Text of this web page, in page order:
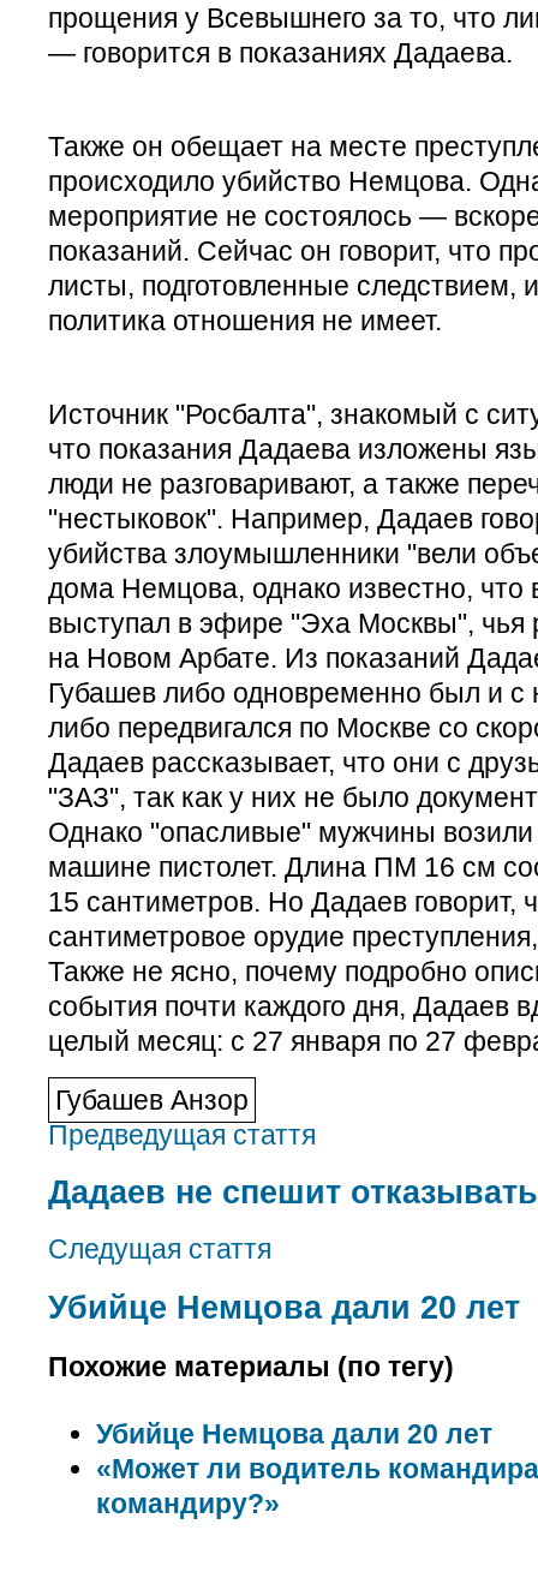
прощения у Всевышнего за то, что
— говорится в показаниях Дадаева.
Также он обещает на месте
происходило убийство Немцова.
мероприятие не состоялось —
показаний. Сейчас он говорит, что
листы, подготовленные следствием,
политика отношения не имеет.
Источник "Росбалта", знакомый с
что показания Дадаева изложены
люди не разговаривают, а также
"нестыковок". Например, Дадаев
убийства злоумышленники "вели
дома Немцова, однако известно,
выступал в эфире "Эха Москвы", чья
на Новом Арбате. Из показаний
Губашев либо одновременно был и
либо передвигался по Москве со
Дадаев рассказывает, что они с
"ЗАЗ", так как у них не было
Однако "опасливые" мужчины возили
машине пистолет. Длина ПМ 16 см
15 сантиметров. Но Дадаев говорит,
сантиметровое орудие
Также не ясно, почему подробно
события почти каждого дня, Дадаев
целый месяц: с 27 января по 27
Губашев Анзор
Предведущая стаття
Дадаев не спешит
Следущая стаття
Убийце Немцова дали 20 лет
Похожие материалы (по тегу)
Убийце Немцова дали 20 лет
«Может ли водитель командира
командиру?»